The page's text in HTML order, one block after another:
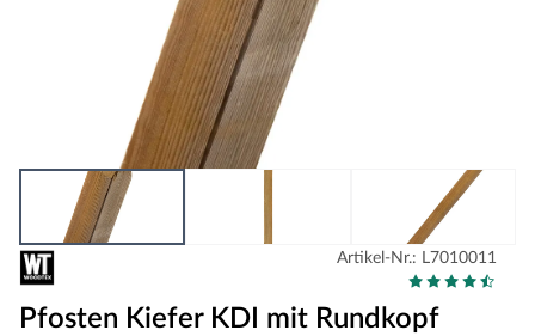
Artikel-Nr.: L7010011
Pfosten Kiefer KDI mit Rundkopf